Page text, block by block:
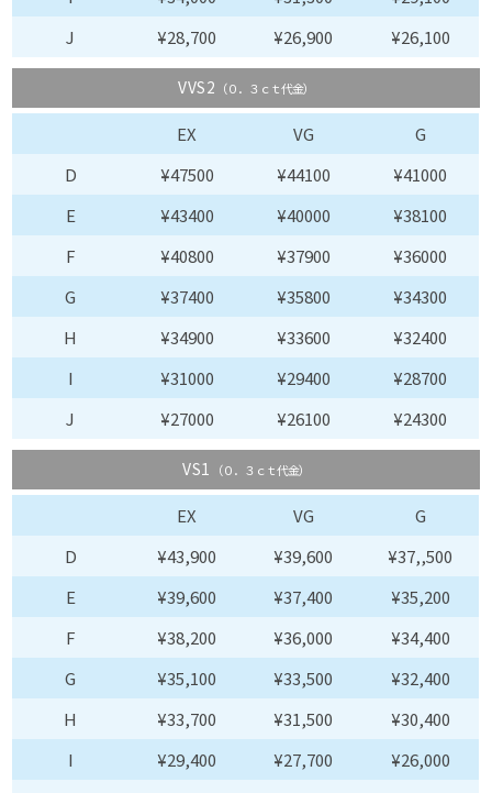
J
¥28,700 ¥26,900 ¥26,100
VVS2 （０．３ｃｔ代金）
EX VG
G
D
¥47500 ¥44100
¥41000
E
¥43400 ¥40000
¥38100
F
¥40800 ¥37900
¥36000
G
¥37400 ¥35800
¥34300
H
¥34900 ¥33600
¥32400
I
¥31000 ¥29400
¥28700
J
¥27000 ¥26100 ¥24300
VS1 （０．３ｃｔ代金）
EX VG
G
D
¥43,900 ¥39,600
¥37,,500
E
¥39,600 ¥37,400
¥35,200
F
¥38,200 ¥36,000
¥34,400
G
¥35,100 ¥33,500
¥32,400
H
¥33,700 ¥31,500
¥30,400
I
¥29,400 ¥27,700
¥26,000